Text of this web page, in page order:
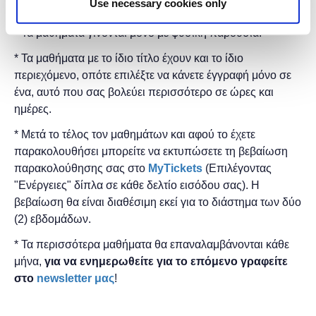
Use necessary cookies only
* Τα μαθήματα γίνονται μόνο με φυσική παρουσία.
* Τα μαθήματα με το ίδιο τίτλο έχουν και το ίδιο
περιεχόμενο, οπότε επιλέξτε να κάνετε έγγραφή μόνο σε
ένα, αυτό που σας βολεύει περισσότερο σε ώρες και
ημέρες.
* Μετά το τέλος τον μαθημάτων και αφού το έχετε
παρακολουθήσει μπορείτε να εκτυπώσετε τη βεβαίωση
παρακολούθησης ​σας στο MyTickets (Επιλέγοντας
"Ενέργειες" δίπλα σε κάθε δελτίο εισόδου σας). Η
βεβαίωση θα είναι διαθέσιμη εκεί για το διάστημα των δύο
(2) εβδομάδων.
* Τα περισσότερα μαθήματα θα επαναλαμβάνονται κάθε
μήνα, για να ενημερωθείτε για το επόμενο γραφείτε
στο newsletter μας!